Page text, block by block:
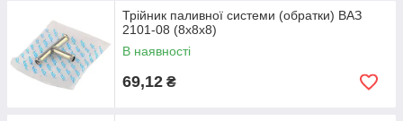
Трійник паливної системи (обратки) ВАЗ
2101-08 (8х8х8)
В наявності
69,12 ₴